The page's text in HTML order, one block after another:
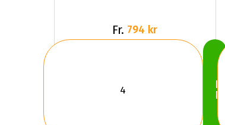
Fr. 794 kr
Nu